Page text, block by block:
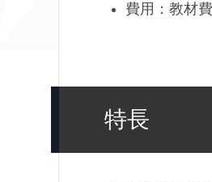
費用：教材
特長